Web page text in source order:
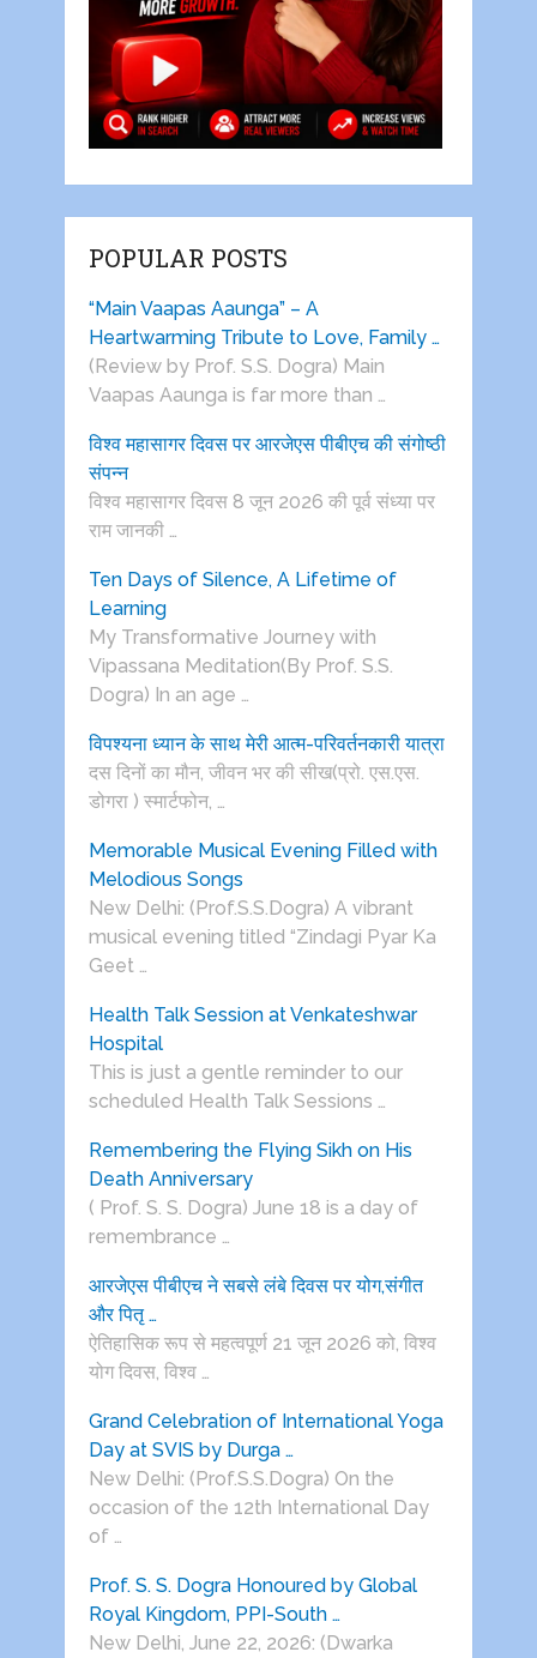
POPULAR POSTS
“Main Vaapas Aaunga” – A
Heartwarming Tribute to Love, Family …
(Review by Prof. S.S. Dogra) Main
Vaapas Aaunga is far more than …
विश्व महासागर दिवस पर आरजेएस पीबीएच की संगोष्ठी
संपन्न
विश्व महासागर दिवस 8 जून 2026 की पूर्व संध्या पर
राम जानकी …
Ten Days of Silence, A Lifetime of
Learning
My Transformative Journey with
Vipassana Meditation(By Prof. S.S.
Dogra) In an age …
विपश्यना ध्यान के साथ मेरी आत्म-परिवर्तनकारी यात्रा
दस दिनों का मौन, जीवन भर की सीख(प्रो. एस.एस.
डोगरा ) स्मार्टफोन, …
Memorable Musical Evening Filled with
Melodious Songs
New Delhi: (Prof.S.S.Dogra) A vibrant
musical evening titled “Zindagi Pyar Ka
Geet …
Health Talk Session at Venkateshwar
Hospital
This is just a gentle reminder to our
scheduled Health Talk Sessions …
Remembering the Flying Sikh on His
Death Anniversary
( Prof. S. S. Dogra) June 18 is a day of
remembrance …
आरजेएस पीबीएच ने सबसे लंबे दिवस पर योग,संगीत
और पितृ …
ऐतिहासिक रूप से महत्वपूर्ण 21 जून 2026 को, विश्व
योग दिवस, विश्व …
Grand Celebration of International Yoga
Day at SVIS by Durga …
New Delhi: (Prof.S.S.Dogra) On the
occasion of the 12th International Day
of …
Prof. S. S. Dogra Honoured by Global
Royal Kingdom, PPI-South …
New Delhi, June 22, 2026: (Dwarka